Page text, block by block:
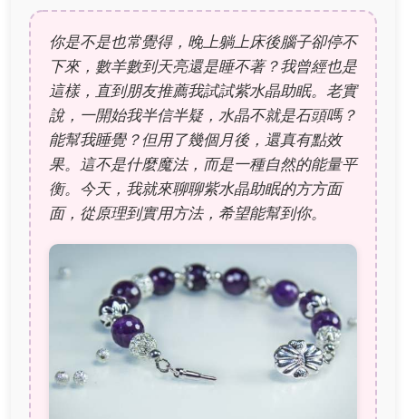
你是不是也常覺得，晚上躺上床後腦子卻停不
下來，數羊數到天亮還是睡不著？我曾經也是
這樣，直到朋友推薦我試試紫水晶助眠。老實
說，一開始我半信半疑，水晶不就是石頭嗎？
能幫我睡覺？但用了幾個月後，還真有點效
果。這不是什麼魔法，而是一種自然的能量平
衡。今天，我就來聊聊紫水晶助眠的方方面
面，從原理到實用方法，希望能幫到你。